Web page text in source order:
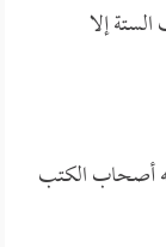
إلا
أصحاب الكتب